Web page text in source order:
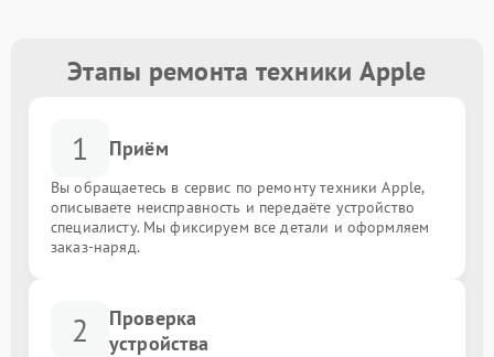
Этапы ремонта техники Apple
1 Приём
Вы обращаетесь в сервис по ремонту техники Apple,
описываете неисправность и передаёте устройство
специалисту. Мы фиксируем все детали и оформляем
заказ-наряд.
2
Проверка
устройства